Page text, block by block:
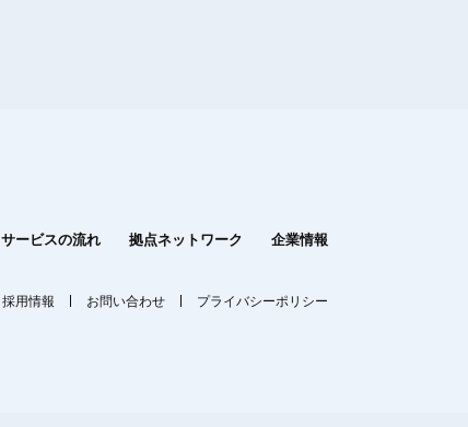
サービスの流れ 拠点ネットワーク 企業情報
採用情報 お問い合わせ プライバシーポリシー